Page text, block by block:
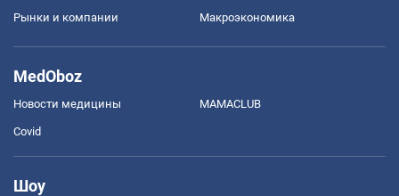
Рынки и компании Mакроэкономика
MedOboz
Новости медицины MAMACLUB
Covid
Шоу